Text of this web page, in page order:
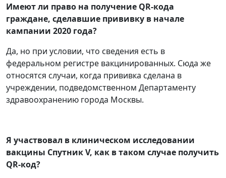
Имеют ли право на получение QR-кода
граждане, сделавшие прививку в начале
кампании 2020 года?
Да, но при условии, что сведения есть в
федеральном регистре вакцинированных. Сюда же
относятся случаи, когда прививка сделана в
учреждении, подведомственном Департаменту
здравоохранению города Москвы.
Я участвовал в клиническом исследовании
вакцины Спутник V, как в таком случае получить
QR-код?